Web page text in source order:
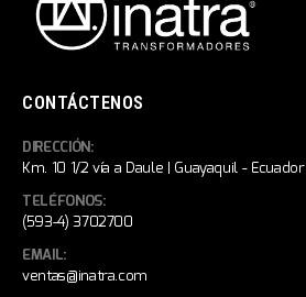
CONTÁCTENOS
DIRECCIÓN:
Km. 10 1/2 vía a Daule | Guayaquil - Ecuador
TELÉFONOS:
(593-4) 3702700
EMAIL:
ventas@inatra.com